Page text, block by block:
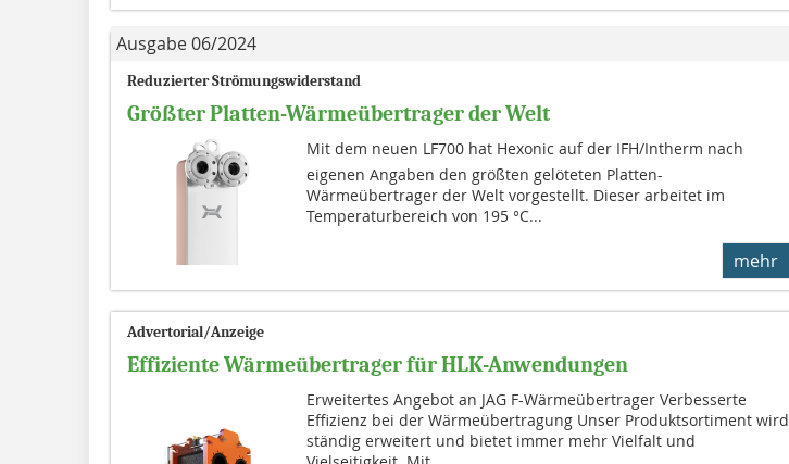
Ausgabe 06/2024
Reduzierter Strömungswiderstand
Größter Platten-Wärmeübertrager der Welt
Mit dem neuen LF700 hat Hexonic auf der IFH/Intherm nach
eigenen Angaben den größten gelöteten Platten-
Wärmeübertrager der Welt vorgestellt. Dieser arbeitet im
Temperaturbereich von 195 °C...
mehr
Advertorial/Anzeige
Effiziente Wärmeübertrager für HLK-Anwendungen
Erweitertes Angebot an JAG F-Wärmeübertrager Verbesserte
Effizienz bei der Wärmeübertragung Unser Produktsortiment wird
ständig erweitert und bietet immer mehr Vielfalt und